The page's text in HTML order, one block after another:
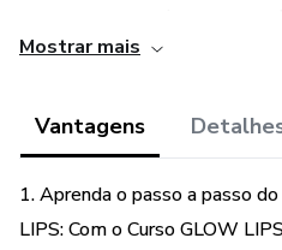
labial (ruguinhas) e reestrutura
Mostrar mais
Vantagens
1. Aprenda o passo a passo
LIPS: Com o Curso GLOW